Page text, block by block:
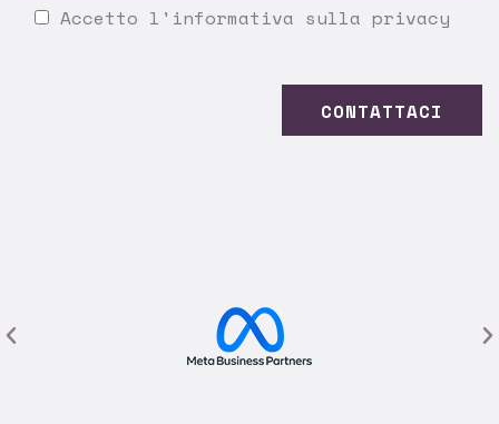
Accetto l' informativa sulla privacy